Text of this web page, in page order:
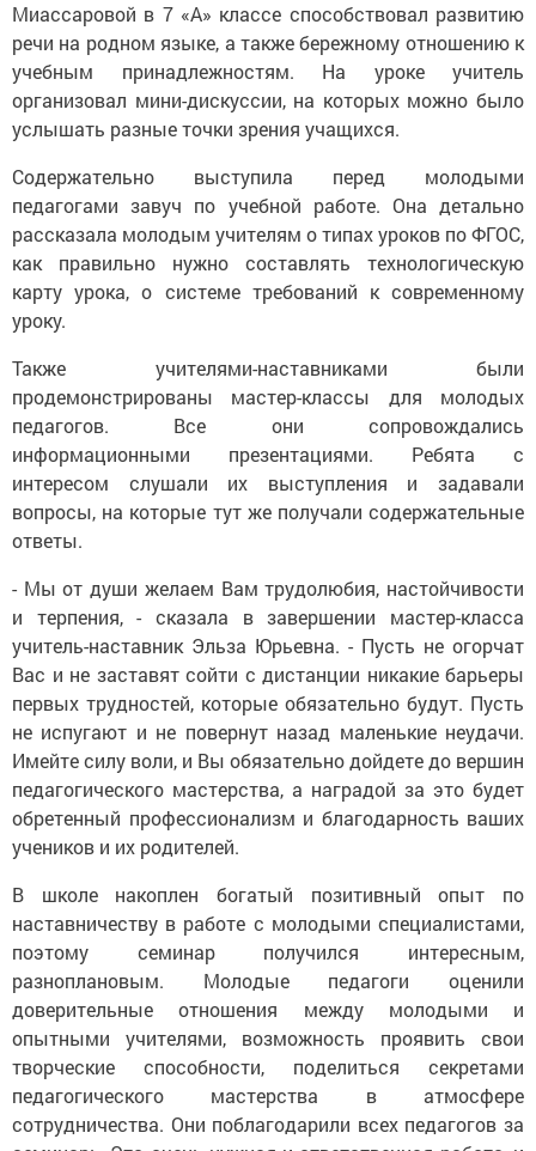
Миассаровой в 7 «А» классе способствовал развитию
речи на родном языке, а также бережному отношению к
учебным принадлежностям. На уроке учитель
организовал мини-дискуссии, на которых можно было
услышать разные точки зрения учащихся.
Содержательно выступила перед молодыми
педагогами завуч по учебной работе. Она детально
рассказала молодым учителям о типах уроков по ФГОС,
как правильно нужно составлять технологическую
карту урока, о системе требований к современному
уроку.
Также учителями-наставниками были
продемонстрированы мастер-классы для молодых
педагогов. Все они сопровождались
информационными презентациями. Ребята с
интересом слушали их выступления и задавали
вопросы, на которые тут же получали содержательные
ответы.
- Мы от души желаем Вам трудолюбия, настойчивости
и терпения, - сказала в завершении мастер-класса
учитель-наставник Эльза Юрьевна. - Пусть не огорчат
Вас и не заставят сойти с дистанции никакие барьеры
первых трудностей, которые обязательно будут. Пусть
не испугают и не повернут назад маленькие неудачи.
Имейте силу воли, и Вы обязательно дойдете до вершин
педагогического мастерства, а наградой за это будет
обретенный профессионализм и благодарность ваших
учеников и их родителей.
В школе накоплен богатый позитивный опыт по
наставничеству в работе с молодыми специалистами,
поэтому семинар получился интересным,
разноплановым. Молодые педагоги оценили
доверительные отношения между молодыми и
опытными учителями, возможность проявить свои
творческие способности, поделиться секретами
педагогического мастерства в атмосфере
сотрудничества. Они поблагодарили всех педагогов за